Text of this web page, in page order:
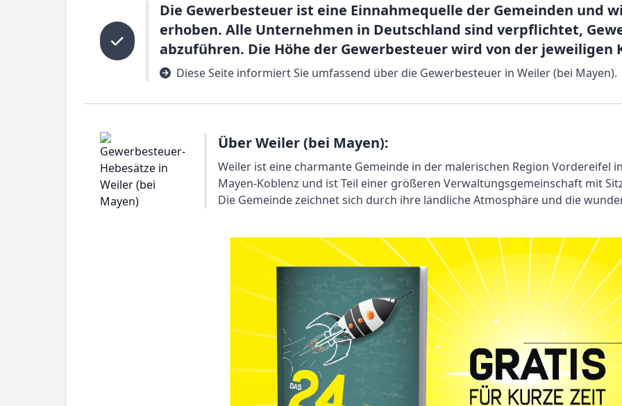
Die Gewerbesteuer ist eine Einnahmequelle der Gemeinden und
erhoben. Alle Unternehmen in Deutschland sind verpflichtet,
abzuführen. Die Höhe der Gewerbesteuer wird von der
Diese Seite informiert Sie umfassend über die Gewerbesteuer in Weiler (bei Mayen).
Über Weiler (bei Mayen):
Weiler ist eine charmante Gemeinde in der malerischen Region Vordereifel
Mayen-Koblenz und ist Teil einer größeren Verwaltungsgemeinschaft mit
Die Gemeinde zeichnet sich durch ihre ländliche Atmosphäre und die